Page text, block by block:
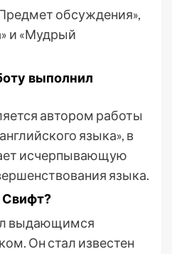
обсуждения»,
и «Мудрый
выполнил
автором работы
языка», в
исчерпывающую
языка.
выдающимся
Он стал известен